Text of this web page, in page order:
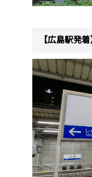
【広島駅発